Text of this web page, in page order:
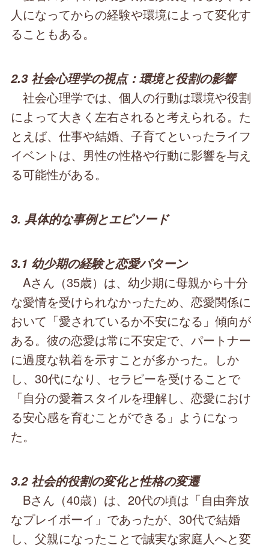
人になってからの経験や環境によって変化す
ることもある。
2.3 社会心理学の視点：環境と役割の影響
社会心理学では、個人の行動は環境や役割
によって大きく左右されると考えられる。た
とえば、仕事や結婚、子育てといったライフ
イベントは、男性の性格や行動に影響を与え
る可能性がある。
3. 具体的な事例とエピソード
3.1 幼少期の経験と恋愛パターン
Aさん（35歳）は、幼少期に母親から十分
な愛情を受けられなかったため、恋愛関係に
おいて「愛されているか不安になる」傾向が
ある。彼の恋愛は常に不安定で、パートナー
に過度な執着を示すことが多かった。しか
し、30代になり、セラピーを受けることで
「自分の愛着スタイルを理解し、恋愛におけ
る安心感を育むことができる」ようになっ
た。
3.2 社会的役割の変化と性格の変遷
Bさん（40歳）は、20代の頃は「自由奔放
なプレイボーイ」であったが、30代で結婚
し、父親になったことで誠実な家庭人へと変